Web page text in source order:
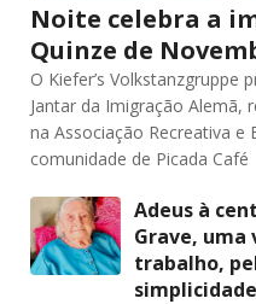
Noite celebra a
Quinze de
O Kiefer’s Volkstanzgruppe
Jantar da Imigração Alemã,
na Associação Recreativa e
comunidade de Picada Café
Adeus à
Grave, uma
trabalho,
simplicidade